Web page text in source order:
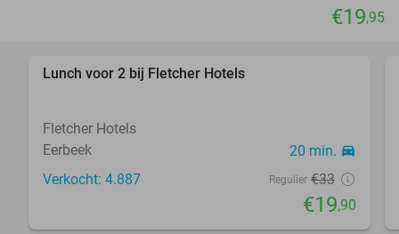
€19,95
Lunch voor 2 bij Fletcher Hotels
Fletcher Hotels
Eerbeek
20 min. directions_car
Verkocht: 4.887 Regulier €33
€19,90